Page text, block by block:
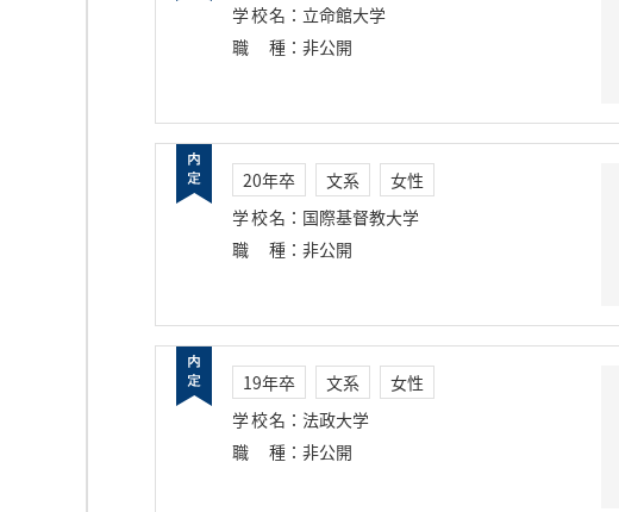
学校名 ： 立命館大学
職種 ： 非公開
20年卒 文系
女性
学校名 ： 国際基督教大学
職種 ： 非公開
19年卒 文系
女性
学校名 ： 法政大学
職種 ： 非公開